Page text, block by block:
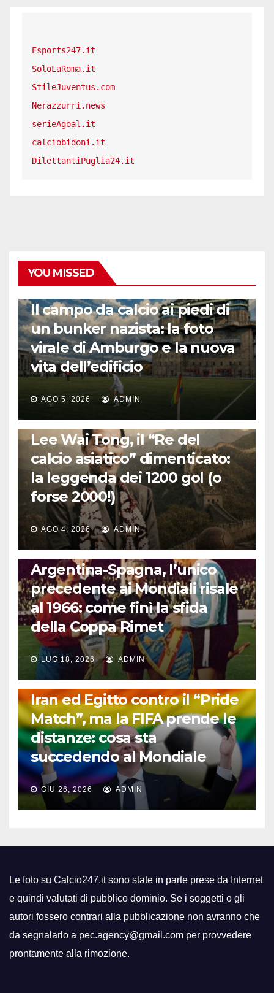
Esports247.it
SoloLaRoma.it
StileJuventus.com
Nerazzurri.news
serieAgoal.it
calciobidoni.it
DilettantiPuglia24.it
YOU MISSED
Il campo da calcio ai piedi di
un bunker nazista: la foto
virale di Amburgo e la nuova
vita dell’edificio
AGO 5, 2026 ADMIN
LA STORIA DEL CALCIO
Lee Wai Tong, il “Re del
calcio asiatico” dimenticato:
la leggenda dei 1200 gol (o
forse 2000!)
AGO 4, 2026 ADMIN
CALCIO INTERNAZIONALE
Argentina-Spagna, l’unico
precedente ai Mondiali risale
al 1966: come finì la sfida
della Coppa Rimet
LUG 18, 2026 ADMIN
FUORI DAL CAMPO: CALCIO, GOSSIP E NON SOLO
Iran ed Egitto contro il “Pride
Match”, ma la FIFA prende le
distanze: cosa sta
succedendo al Mondiale
GIU 26, 2026 ADMIN
Le foto su Calcio247.it sono state in parte prese da Internet
e quindi valutati di pubblico dominio. Se i soggetti o gli
autori fossero contrari alla pubblicazione non avranno che
da segnalarlo a pec.agency@gmail.com per provvedere
prontamente alla rimozione.